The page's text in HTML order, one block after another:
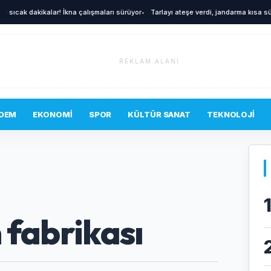
İkna çalışmaları sürüyor • Tarlayı ateşe verdi, jandarma kısa sürede
REKLAM ALANI
EKONOMI SPOR KÜLTÜR SANAT TEKNOLOJI
fabrikası
1